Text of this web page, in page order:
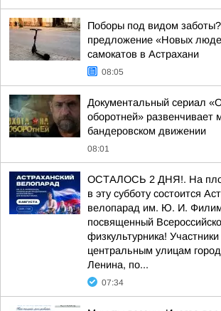
Поборы под видом
предложение «Новых
самокатов в Астрахани
08:05
Документальный сериал
оборотней» развенчивает
бандеровском движении
08:01
ОСТАЛОСЬ 2 ДНЯ!. На
в эту субботу состоится
велопарад им. Ю. И.
посвященный
физкультурника!
центральным улицам
Ленина, по...
07:34